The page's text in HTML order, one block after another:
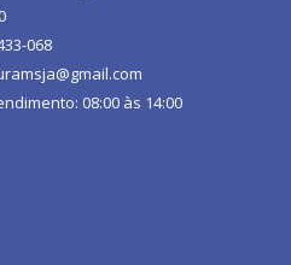
068
08:00 às 14:00